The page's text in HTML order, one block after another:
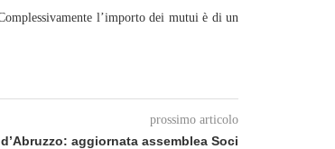
l’importo dei mutui è di un
prossimo articolo
aggiornata assemblea Soci